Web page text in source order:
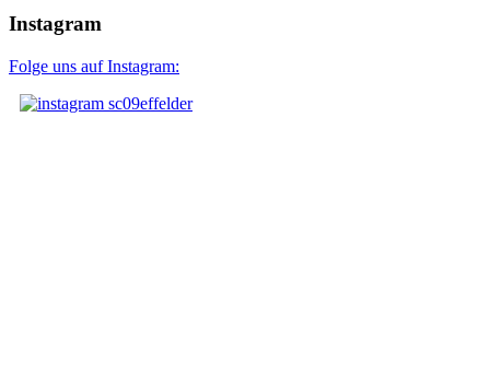
Instagram
Folge uns auf Instagram: